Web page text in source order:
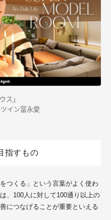
ス」
イン冨永愛
指すもの
つくる」という言葉がよく使わ
、100人に対して100通り以上の
につなげることが重要といえる